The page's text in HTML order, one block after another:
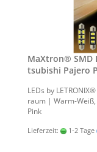
MaX­tron® SMD
tsu­bi­shi Pa­je­ro
LEDs by
raum | Warm-​Weiß,
Pink
Lieferzeit: 1-2 Tage